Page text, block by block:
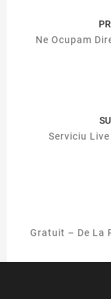
Ne Ocupam
Serviciu
Gratuit – De La